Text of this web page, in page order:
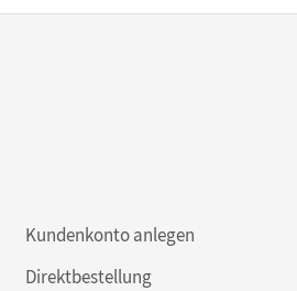
Kundenkonto anlegen
Direktbestellung